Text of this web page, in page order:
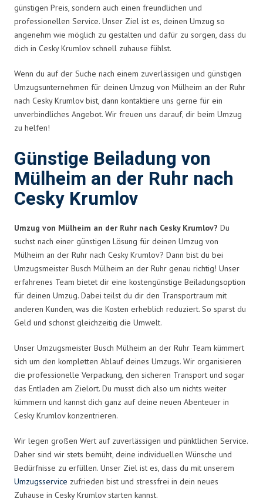
günstigen Preis, sondern auch einen freundlichen und
professionellen Service. Unser Ziel ist es, deinen Umzug so
angenehm wie möglich zu gestalten und dafür zu sorgen, dass du
dich in Cesky Krumlov schnell zuhause fühlst.
Wenn du auf der Suche nach einem zuverlässigen und günstigen
Umzugsunternehmen für deinen Umzug von Mülheim an der Ruhr
nach Cesky Krumlov bist, dann kontaktiere uns gerne für ein
unverbindliches Angebot. Wir freuen uns darauf, dir beim Umzug
zu helfen!
Günstige Beiladung von
Mülheim an der Ruhr nach
Cesky Krumlov
Umzug von Mülheim an der Ruhr nach Cesky Krumlov? Du
suchst nach einer günstigen Lösung für deinen Umzug von
Mülheim an der Ruhr nach Cesky Krumlov? Dann bist du bei
Umzugsmeister Busch Mülheim an der Ruhr genau richtig! Unser
erfahrenes Team bietet dir eine kostengünstige Beiladungsoption
für deinen Umzug. Dabei teilst du dir den Transportraum mit
anderen Kunden, was die Kosten erheblich reduziert. So sparst du
Geld und schonst gleichzeitig die Umwelt.
Unser Umzugsmeister Busch Mülheim an der Ruhr Team kümmert
sich um den kompletten Ablauf deines Umzugs. Wir organisieren
die professionelle Verpackung, den sicheren Transport und sogar
das Entladen am Zielort. Du musst dich also um nichts weiter
kümmern und kannst dich ganz auf deine neuen Abenteuer in
Cesky Krumlov konzentrieren.
Wir legen großen Wert auf zuverlässigen und pünktlichen Service.
Daher sind wir stets bemüht, deine individuellen Wünsche und
Bedürfnisse zu erfüllen. Unser Ziel ist es, dass du mit unserem
Umzugsservice zufrieden bist und stressfrei in dein neues
Zuhause in Cesky Krumlov starten kannst.